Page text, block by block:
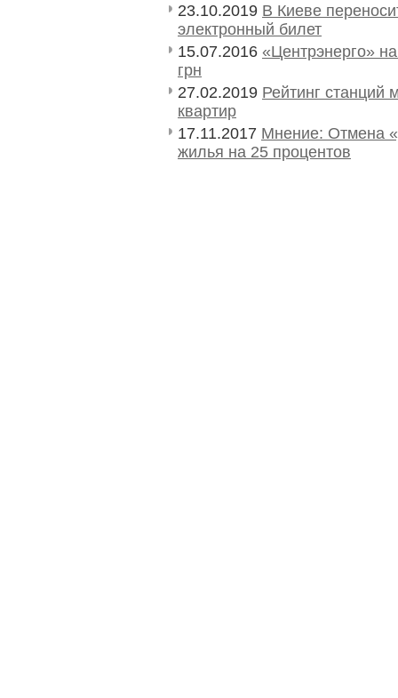
23.10.2019 В Киеве
электронный билет
15.07.2016 «Центрэнерго»
грн
27.02.2019 Рейтинг станций
квартир
17.11.2017 Мнение: Отмена
жилья на 25 процентов